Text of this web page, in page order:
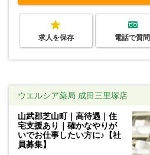
求人を保存 電話で質問
ウエルシア薬局 成田三里塚店
山武郡芝山町｜高待遇｜住
宅支援あり｜確かなやりが
いでお仕事したい方に♪【社
員募集】